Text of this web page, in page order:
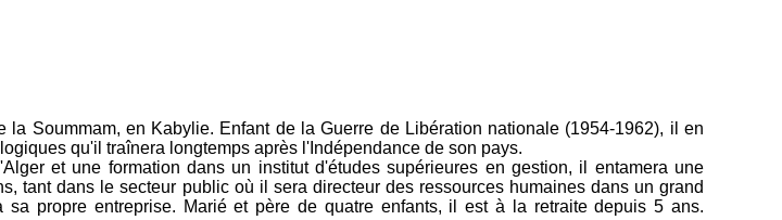
Soummam, en Kabylie. Enfant de la Guerre de Libération nationale (1954-1962), il en
qu'il traînera longtemps après l'Indépendance de son pays.
et une formation dans un institut d'études supérieures en gestion, il entamera une
tant dans le secteur public où il sera directeur des ressources humaines dans un grand
propre entreprise. Marié et père de quatre enfants, il est à la retraite depuis 5 ans.